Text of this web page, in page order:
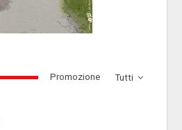
Tutti
­Promozione